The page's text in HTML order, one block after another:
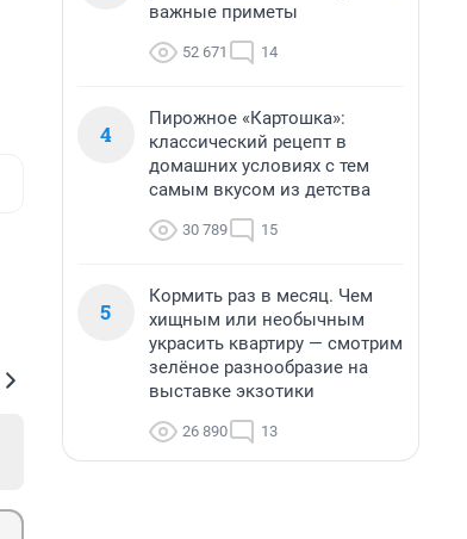
важные приметы
52 671 14
4
Пирожное «Картошка»:
классический рецепт в
домашних условиях с тем
самым вкусом из детства
30 789 15
5
Кормить раз в месяц. Чем
хищным или необычным
украсить квартиру — смотрим
зелёное разнообразие на
выставке экзотики
26 890 13